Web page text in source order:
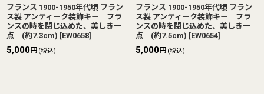
フランス 1900-1950年代頃 フラン
ス製 アンティーク装飾キー｜フラ
ンスの時を閉じ込めた、美しき一
点｜(約7.3cm) [EW0658]
5,000円 (税込)
フランス 1900-1950年代頃 フラン
ス製 アンティーク装飾キー｜フラ
ンスの時を閉じ込めた、美しき一
点｜(約7.5cm) [EW0654]
5,000円 (税込)